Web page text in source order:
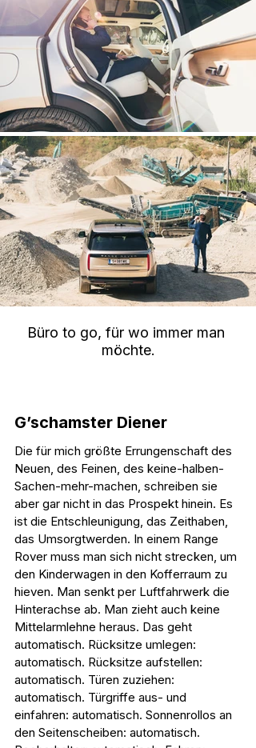
Büro to go, für wo immer man
möchte.
G’schamster Diener
Die für mich größte Errungenschaft des
Neuen, des Feinen, des keine-halben-
Sachen-mehr-machen, schreiben sie
aber gar nicht in das Prospekt hinein. Es
ist die Entschleunigung, das Zeithaben,
das Umsorgtwerden. In einem Range
Rover muss man sich nicht strecken, um
den Kinderwagen in den Kofferraum zu
hieven. Man senkt per Luftfahrwerk die
Hinterachse ab. Man zieht auch keine
Mittelarmlehne heraus. Das geht
automatisch. Rücksitze umlegen:
automatisch. Rücksitze aufstellen:
automatisch. Türen zuziehen:
automatisch. Türgriffe aus- und
einfahren: automatisch. Sonnenrollos an
den Seitenscheiben: automatisch.